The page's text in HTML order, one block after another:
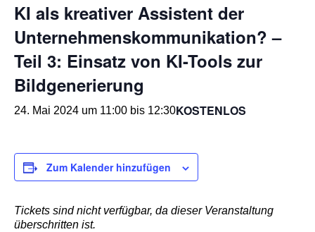
KI als kreativer Assistent der
Unternehmenskommunikation? –
Teil 3: Einsatz von KI-Tools zur
Bildgenerierung
24. Mai 2024 um 11:00 bis 12:30KOSTENLOS
Zum Kalender hinzufügen
Tickets sind nicht verfügbar, da dieser Veranstaltung
überschritten ist.